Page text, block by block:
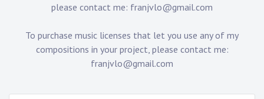
please contact me: franjvlo@gmail.com
To purchase music licenses that let you use any of my
compositions in your project, please contact me:
franjvlo@gmail.com